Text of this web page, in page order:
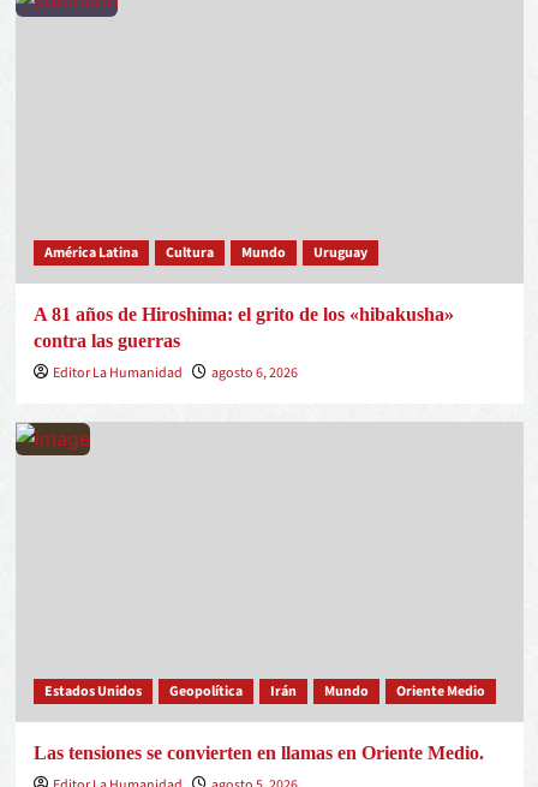
América Latina Cultura Mundo Uruguay
A 81 años de Hiroshima: el grito de los «hibakusha»
contra las guerras
Editor La Humanidad
agosto 6, 2026
Estados Unidos Geopolítica Irán Mundo Oriente Medio
Las tensiones se convierten en llamas en Oriente Medio.